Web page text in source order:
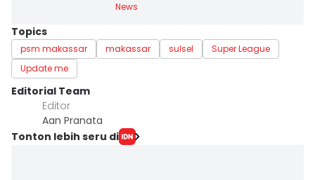
News
Topics
psm makassar makassar sulsel
Super League
Update me
Editorial Team
Editor
Aan Pranata
Tonton lebih seru di